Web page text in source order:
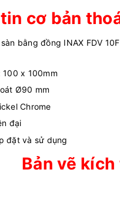
cơ bản
bằng đồng INAX FDV
100 x 100mm
Ø90 mm
Chrome
đại
đặt và sử dụng
Bản vẽ